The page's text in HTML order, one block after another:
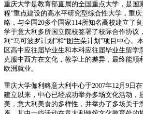
重庆大学是教育部直属的全国重点大学，是国
程”重点建设的高水平研究型综合性大学，重
略，与全国20多个国家114所知名高校建立了
学于意大利多所国立院校签署了校际合作协议
利“马可波罗计划”和“图兰朵计划”项目中心。
区高中应往届毕业生和本科应往届毕业生留学
克服中西方在文化，教学上的差异，最终能顺
欧洲就业。
重庆大学伽利略意大利中心于2007年12月9日
建立以来，中心已经成功举办多场文化活动，
美，意大利美食的多样性，并举办了多场关于